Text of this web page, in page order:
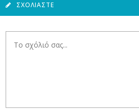
ΣΧΟΛΙΆΣΤΕ